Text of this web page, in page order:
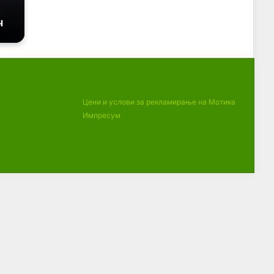
Цени и услови за рекламирање на Мотика
Импресум